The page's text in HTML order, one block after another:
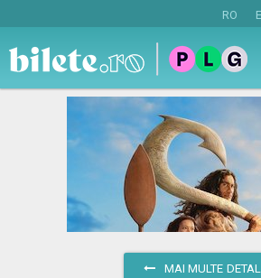
RO
MAI MULTE